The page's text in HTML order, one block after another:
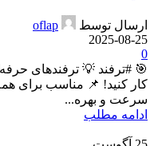
ارسال توسط
oflap
2025-08-25
0
🎯 #ترفند 💡 ترفندهای
کار کنید! 📌 مناسب برای
سرعت و بهره‌...
ادامه مطلب